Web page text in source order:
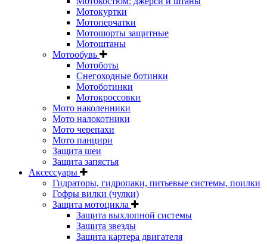
Мотокуртки
Мотоперчатки
Мотошорты защитные
Мотоштаны
Мотообувь
Мотоботы
Снегоходные ботинки
Мотоботинки
Мотокроссовки
Мото наколенники
Мото налокотники
Мото черепахи
Мото панцири
Защита шеи
Защита запястья
Аксессуары
Гидраторы, гидропаки, питьевые системы, поилки
Гофры вилки (чулки)
Защита мотоцикла
Защита выхлопной системы
Защита звезды
Защита картера двигателя